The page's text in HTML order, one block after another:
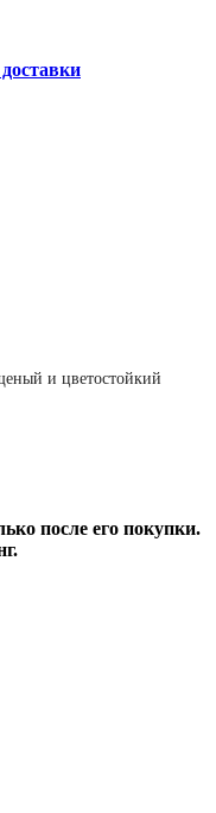
и цветостойкий
после его покупки.